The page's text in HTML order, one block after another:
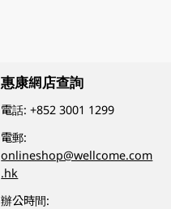
惠康網店查詢
電話:+852 3001 1299
電郵:
onlineshop@wellcome.com
.hk
辦公時間: